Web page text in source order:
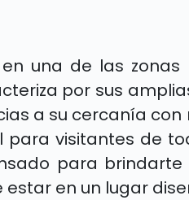
una de las
por sus
a su cercanía
para visitantes de
para brindarte
estar en un lugar